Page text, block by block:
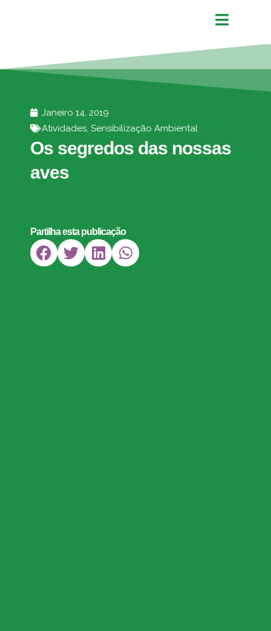
Janeiro 14, 2019
Atividades, Sensibilização Ambiental
Os segredos das nossas
aves
Partilha esta publicação